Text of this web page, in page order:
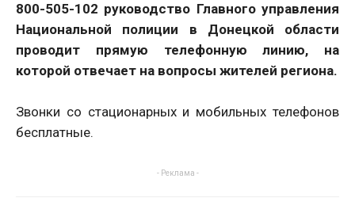
800-505-102 руководство Главного управления
Национальной полиции в Донецкой области
проводит прямую телефонную линию, на
которой отвечает на вопросы жителей региона.
Звонки со стационарных и мобильных телефонов
бесплатные.
- Реклама -